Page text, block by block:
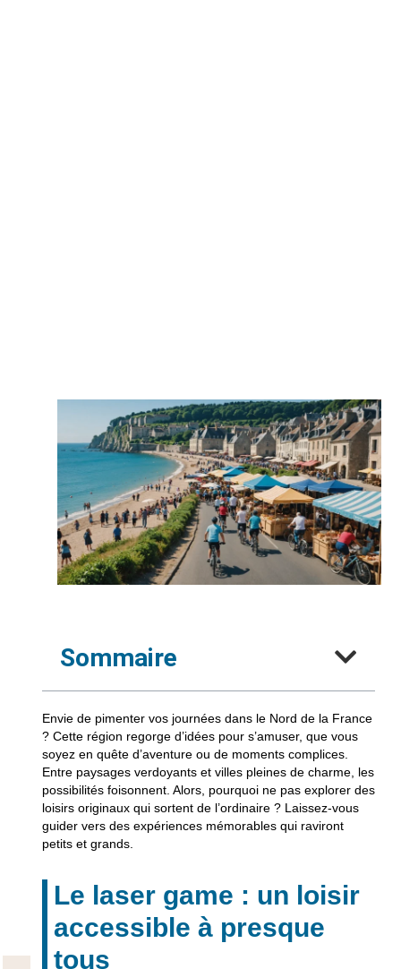
Sommaire
Envie de pimenter vos journées dans le Nord de la France
? Cette région regorge d’idées pour s’amuser, que vous
soyez en quête d’aventure ou de moments complices.
Entre paysages verdoyants et villes pleines de charme, les
possibilités foisonnent. Alors, pourquoi ne pas explorer des
loisirs originaux qui sortent de l’ordinaire ? Laissez-vous
guider vers des expériences mémorables qui raviront
petits et grands.
Le laser game : un loisir
accessible à presque
tous